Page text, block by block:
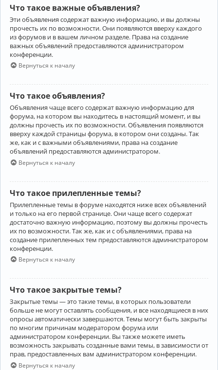
Что такое важные объявления?
Эти объявления содержат важную информацию, и вы должны
прочесть их по возможности. Они появляются вверху каждого
из форумов и в вашем личном разделе. Права на создание
важных объявлений предоставляются администратором
конференции.
Вернуться к началу
Что такое объявления?
Объявления чаще всего содержат важную информацию для
форума, на котором вы находитесь в настоящий момент, и вы
должны прочесть их по возможности. Объявления появляются
вверху каждой страницы форума, в котором они созданы. Так
же, как и с важными объявлениями, права на создание
объявлений предоставляются администратором.
Вернуться к началу
Что такое прилепленные темы?
Прилепленные темы в форуме находятся ниже всех объявлений
и только на его первой странице. Они чаще всего содержат
достаточно важную информацию, поэтому вы должны прочесть
их по возможности. Так же, как и с объявлениями, права на
создание прилепленных тем предоставляются администратором
конференции.
Вернуться к началу
Что такое закрытые темы?
Закрытые темы — это такие темы, в которых пользователи
больше не могут оставлять сообщения, и все находящиеся в них
опросы автоматически завершаются. Темы могут быть закрыты
по многим причинам модератором форума или
администратором конференции. Вы также можете иметь
возможность закрывать созданные вами темы, в зависимости от
прав, предоставленных вам администратором конференции.
Вернуться к началу